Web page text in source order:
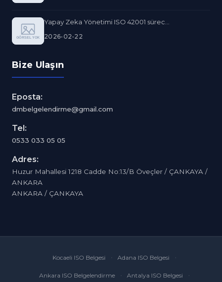
Yapay Zeka Yönetimi ISO 42001 sürec...
2026-02-22
Bize Ulaşın
Eposta:
dmbelgelendirme@gmail.com
Tel:
0533 033 05 05
Adres:
Huzur Mahallesi 1218 Cadde No:13/B Öveçler / ÇANKAYA /
ANKARA
ANKARA / ÇANKAYA
Kocaeli ISO Belgesi Adana ISO Belgesi
Ankara ISO Belgelendirme Antalya ISO Belgesi